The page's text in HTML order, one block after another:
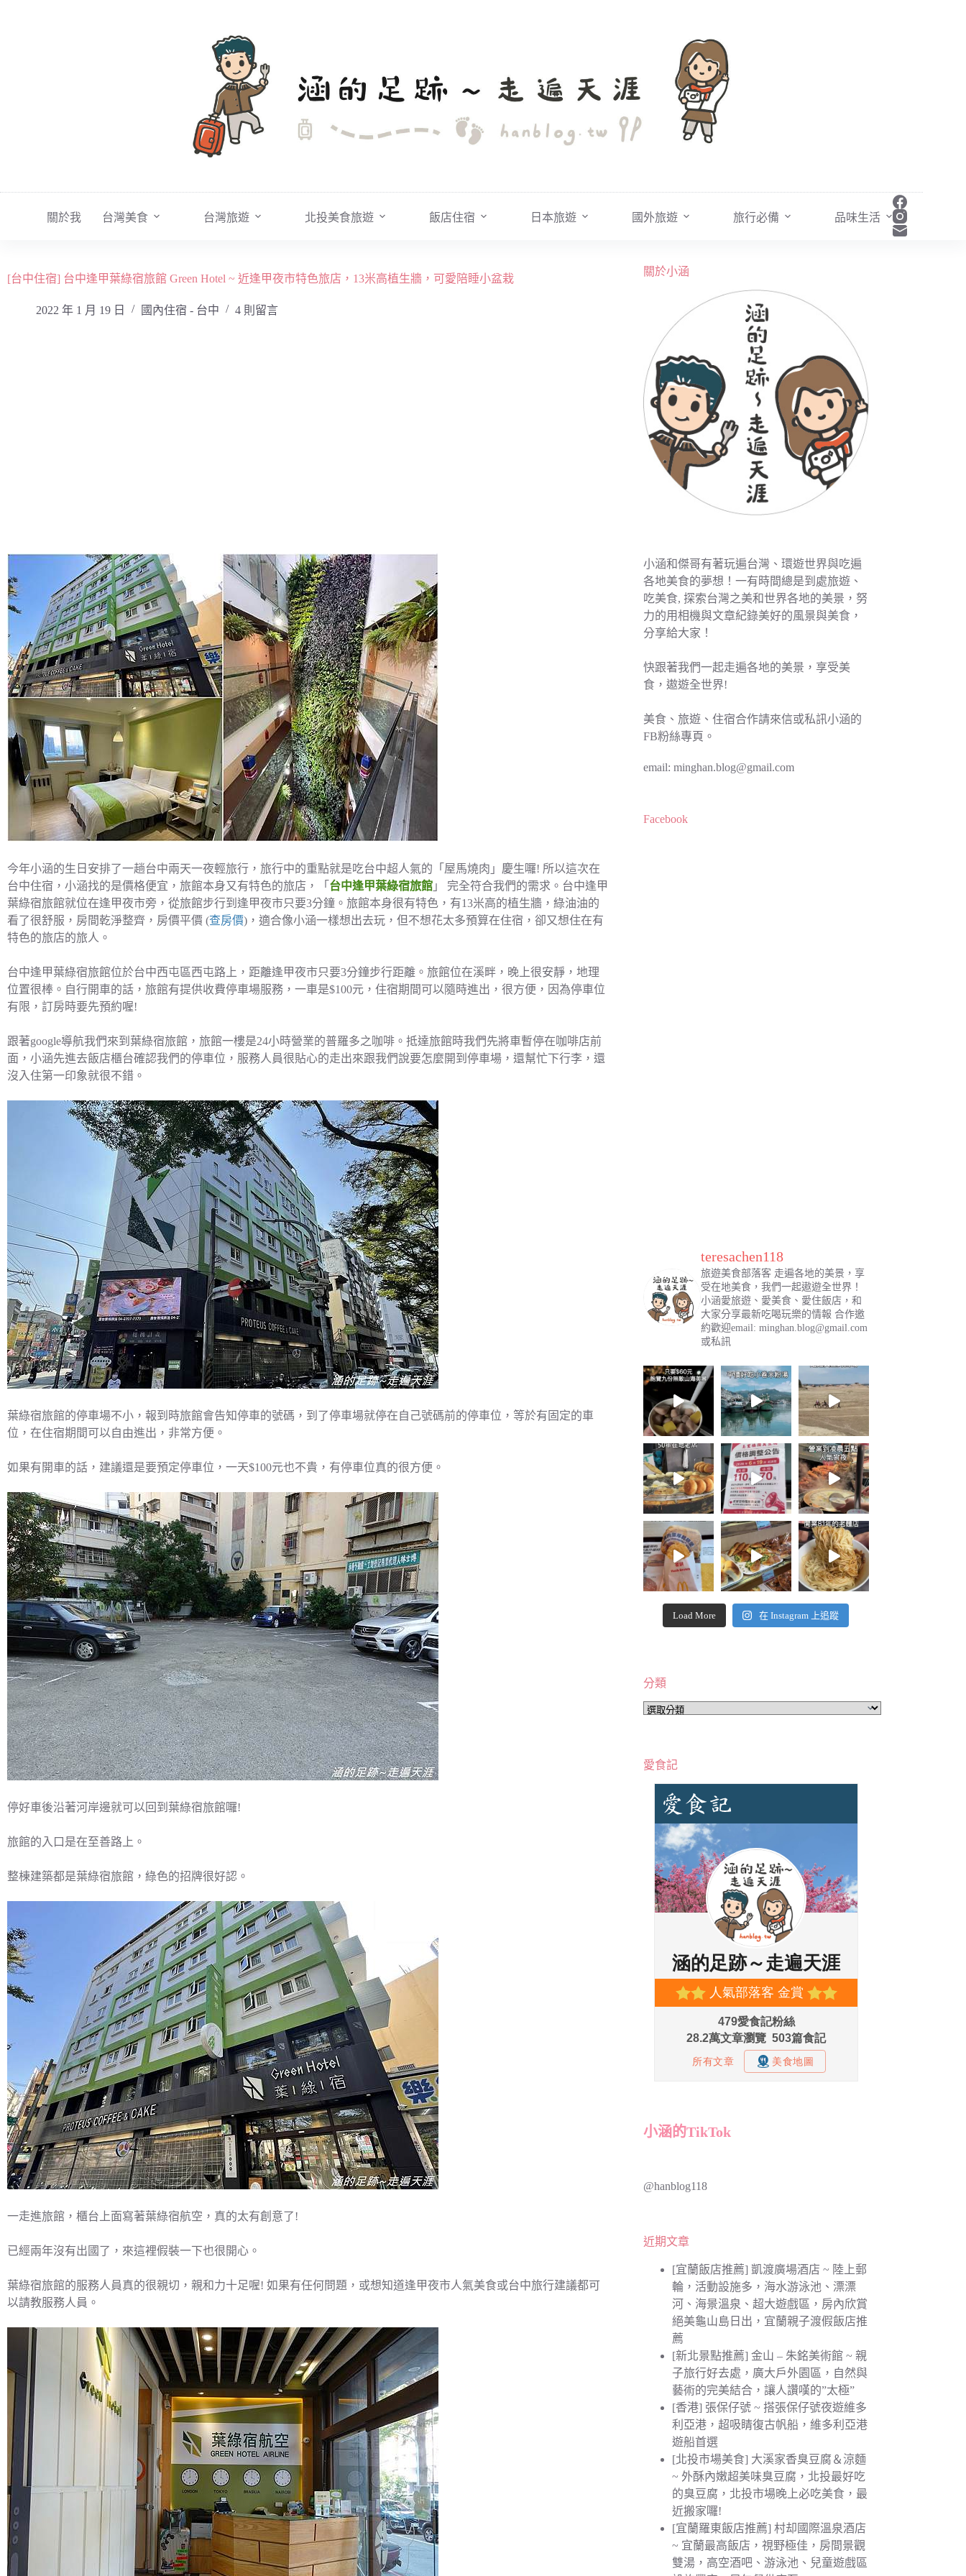
關於我 台灣美食 台灣旅遊 北投美食旅遊 飯店住宿 日本旅遊 國外旅遊 旅行必備 品味生活
[台中住宿] 台中逢甲葉綠宿旅館 Green Hotel ~ 近逢甲夜市特色旅店，13米高植生牆，可愛陪睡小盆栽
2022 年 1 月 19 日 國內住宿 - 台中 4 則留言
今年小涵的生日安排了一趟台中兩天一夜輕旅行，旅行中的重點就是吃台中超人氣的「屋馬燒肉」慶生囉! 所以這次在
台中住宿，小涵找的是價格便宜，旅館本身又有特色的旅店，「 台中逢甲葉綠宿旅館 」 完全符合我們的需求。台中逢甲
葉綠宿旅館就位在逢甲夜市旁，從旅館步行到逢甲夜市只要3分鐘。旅館本身很有特色，有13米高的植生牆，綠油油的
看了很舒服，房間乾淨整齊，房價平價 (查房價)，適合像小涵一樣想出去玩，但不想花太多預算在住宿，卻又想住在有
特色的旅店的旅人。
台中逢甲葉綠宿旅館位於台中西屯區西屯路上，距離逢甲夜市只要3分鐘步行距離。旅館位在溪畔，晚上很安靜，地理
位置很棒。自行開車的話，旅館有提供收費停車場服務，一車是$100元，住宿期間可以隨時進出，很方便，因為停車位
有限，訂房時要先預約喔!
跟著google導航我們來到葉綠宿旅館，旅館一樓是24小時營業的普羅多之咖啡。抵達旅館時我們先將車暫停在咖啡店前
面，小涵先進去飯店櫃台確認我們的停車位，服務人員很貼心的走出來跟我們說要怎麼開到停車場，還幫忙下行李，還
沒入住第一印象就很不錯。
葉綠宿旅館的停車場不小，報到時旅館會告知停車的號碼，到了停車場就停在自己號碼前的停車位，等於有固定的車
位，在住宿期間可以自由進出，非常方便。
如果有開車的話，建議還是要預定停車位，一天$100元也不貴，有停車位真的很方便。
停好車後沿著河岸邊就可以回到葉綠宿旅館囉!
旅館的入口是在至善路上。
整棟建築都是葉綠宿旅館，綠色的招牌很好認。
一走進旅館，櫃台上面寫著葉綠宿航空，真的太有創意了!
已經兩年沒有出國了，來這裡假裝一下也很開心。
葉綠宿旅館的服務人員真的很親切，親和力十足喔! 如果有任何問題，或想知道逢甲夜市人氣美食或台中旅行建議都可
以請教服務人員。
關於小涵
小涵和傑哥有著玩遍台灣、環遊世界與吃遍
各地美食的夢想！一有時間總是到處旅遊、
吃美食, 探索台灣之美和世界各地的美景，努
力的用相機與文章紀錄美好的風景與美食，
分享給大家！
快跟著我們一起走遍各地的美景，享受美
食，遨遊全世界!
美食、旅遊、住宿合作請來信或私訊小涵的
FB粉絲專頁。
email: minghan.blog@gmail.com
Facebook
teresachen118
旅遊美食部落客走遍各地的美景，享
受在地美食，我們一起遨遊全世界！
小涵愛旅遊、愛美食、愛住飯店，和
大家分享最新吃喝玩樂的情報 合作邀
約歡迎email: minghan.blog@gmail.com
或私訊
Load More 在 Instagram 上追蹤
分類
分
愛食記
小涵的TikTok
@hanblog118
近期文章
[宜蘭飯店推薦] 凱渡廣場酒店 ~ 陸上郵
輪，活動設施多，海水游泳池、漂漂
河、海景溫泉、超大遊戲區，房內欣賞
絕美龜山島日出，宜蘭親子渡假飯店推
薦
[新北景點推薦] 金山 – 朱銘美術館 ~ 親
子旅行好去處，廣大戶外園區，自然與
藝術的完美結合，讓人讚嘆的”太極”
[香港] 張保仔號 ~ 搭張保仔號夜遊維多
利亞港，超吸睛復古帆船，維多利亞港
遊船首選
[北投市場美食] 大溪家香臭豆腐＆涼麵
~ 外酥內嫩超美味臭豆腐，北投最好吃
的臭豆腐，北投市場晚上必吃美食，最
近搬家囉!
[宜蘭羅東飯店推薦] 村却國際溫泉酒店
~ 宜蘭最高飯店，視野極佳，房間景觀
雙湯，高空酒吧、游泳池、兒童遊戲區